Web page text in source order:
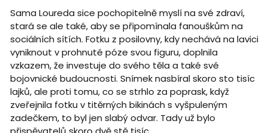
Sama Loureda sice pochopitelně myslí na své zdraví,
stará se ale také, aby se připomínala fanouškům na
sociálních sítích. Fotku z posilovny, kdy nechává na lavici
vyniknout v prohnuté póze svou figuru, doplnila
vzkazem, že investuje do svého těla a také své
bojovnické budoucnosti. Snímek nasbíral skoro sto tisíc
lajků, ale proti tomu, co se strhlo za poprask, když
zveřejnila fotku v titěrných bikinách s vyšpuleným
zadečkem, to byl jen slabý odvar. Tady už bylo